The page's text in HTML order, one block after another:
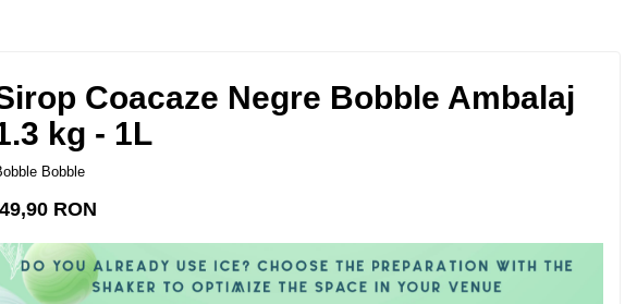
Coacaze Negre Bobble Ambalaj
kg - 1L
Bobble
49,90 RON